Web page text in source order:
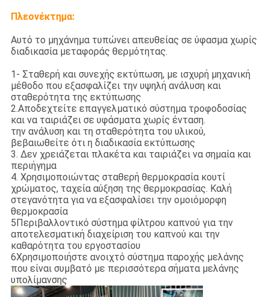
Πλεονέκτημα:
Αυτό το μηχάνημα τυπώνει απευθείας σε ύφασμα χωρίς
διαδικασία μεταφοράς θερμότητας.
1- Σταθερή και συνεχής εκτύπωση, με ισχυρή μηχανική
μέθοδο που εξασφαλίζει την υψηλή ανάλυση και
σταθερότητα της εκτύπωσης
2.Αποδεχτείτε επαγγελματικό σύστημα τροφοδοσίας
και να ταιριάζει σε υφάσματα χωρίς ένταση.
την ανάλυση και τη σταθερότητα του υλικού,
βεβαιωθείτε ότι η διαδικασία εκτύπωσης
3. Δεν χρειάζεται πλακέτα και ταιριάζει να σημαία και
περιήγημα
4. Χρησιμοποιώντας σταθερή θερμοκρασία κουτί
χρώματος, ταχεία αύξηση της θερμοκρασίας. Καλή
στεγανότητα για να εξασφαλίσει την ομοιόμορφη
θερμοκρασία
5Περιβαλλοντικό σύστημα φίλτρου καπνού για την
αποτελεσματική διαχείριση του καπνού και την
καθαρότητα του εργοστασίου
6Χρησιμοποιήστε ανοιχτό σύστημα παροχής μελάνης
που είναι συμβατό με περισσότερα σήματα μελάνης
υπολίμανσης